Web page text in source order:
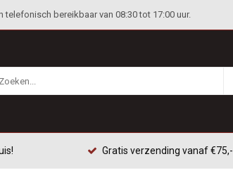
bereikbaar van 08:30 tot 17:00 uur.
Gratis verzending vanaf €75,-